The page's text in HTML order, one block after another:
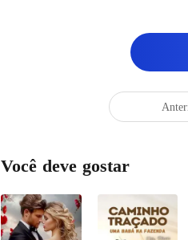
Você deve gostar